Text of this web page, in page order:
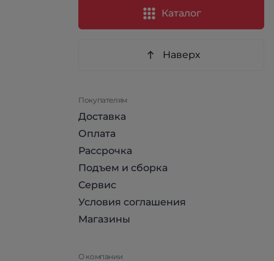
Каталог
Наверх
Покупателям
Доставка
Оплата
Рассрочка
Подъем и сборка
Сервис
Условия соглашения
Магазины
О компании